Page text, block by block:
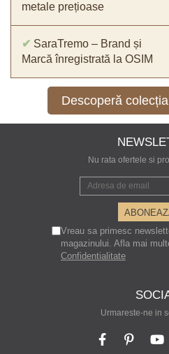
metale prețioase
✔ SaraTremo – Brand și
Marcă înregistrată la OSIM
Descoperă
Nu rata ofertele si
Vreau sa primesc
magazinului. Afla mai
Confidentialitate
Urmareste-ne in